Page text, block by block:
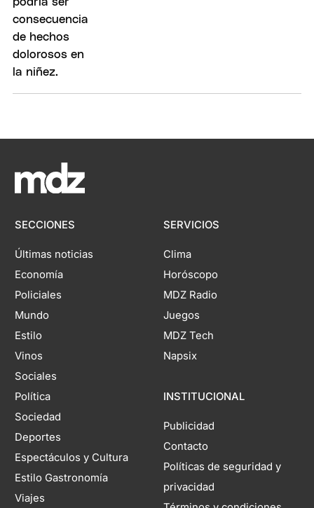
SECCIONES
Últimas noticias
Economía
Policiales
Mundo
Estilo
Vinos
Sociales
Política
Sociedad
Deportes
Espectáculos y Cultura
Estilo Gastronomía
Viajes
SERVICIOS
Clima
Horóscopo
MDZ Radio
Juegos
MDZ Tech
Napsix
INSTITUCIONAL
Publicidad
Contacto
Políticas de seguridad y
privacidad